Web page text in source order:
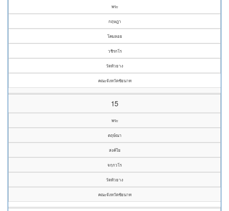
พระ
กฤษฎา
โคมลอย
วชิรกโร
วัดหัวยาง
คณะจังหวัดชัยนาท
15
พระ
ตฤษ์ณา
สงค์ใย
จกฺกวโร
วัดหัวยาง
คณะจังหวัดชัยนาท